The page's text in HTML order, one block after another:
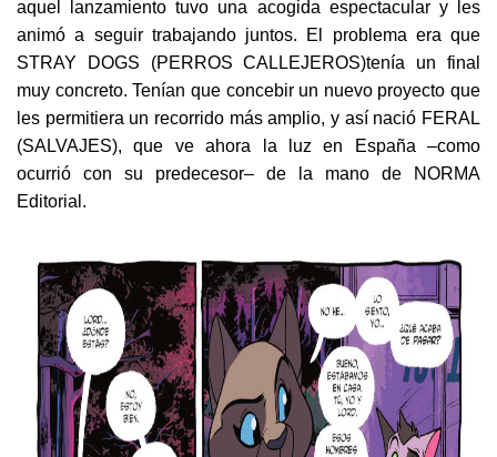
aquel lanzamiento tuvo una acogida espectacular y les
animó a seguir trabajando juntos. El problema era que
STRAY DOGS (PERROS CALLEJEROS)tenía un final
muy concreto. Tenían que concebir un nuevo proyecto que
les permitiera un recorrido más amplio, y así nació FERAL
(SALVAJES), que ve ahora la luz en España –como
ocurrió con su predecesor– de la mano de NORMA
Editorial.